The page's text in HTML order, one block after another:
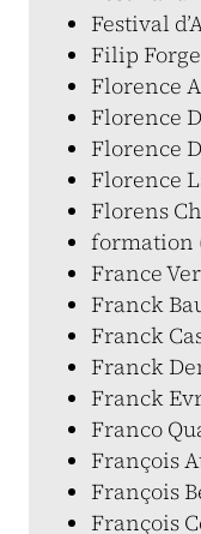
Festival
Filip
Florence
Florence
Florence
Florence
Florens
formation
France
Franck
Franck
Franck
Franck
Franco
François
François
François